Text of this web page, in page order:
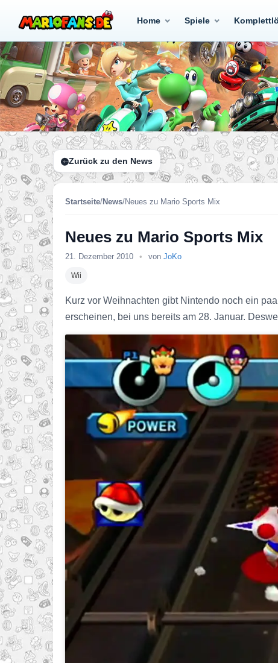
Home Spiele
Zurück zu den News
Startseite/News/Neues zu Mario Sports Mix
Neues zu Mario Sports Mix
21. Dezember 2010 • von JoKo
Wii
Kurz vor Weihnachten gibt Nintendo noch ein
erscheinen, bei uns bereits am 28. Januar.